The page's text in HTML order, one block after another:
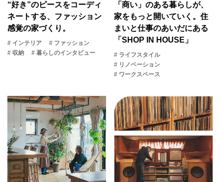
“好き”のピースをコーディ
ネートする、ファッション
感覚の家づくり。
# インテリア
# ファッション
# 収納
# 暮らしのインタビュー
「商い」の​ある​暮らしが、​
家を​もっと​開いていく。​住
まいと​仕事の​あいだに​ある​
「SHOP IN HOUSE」
# ライフスタイル
# リノベーション
# ワークスペース